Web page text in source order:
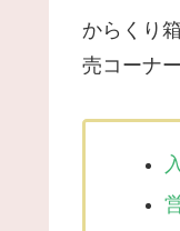
からくり
売コーナ